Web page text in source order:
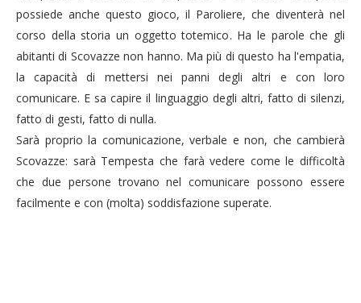
possiede anche questo gioco, il Paroliere, che diventerà nel
corso della storia un oggetto totemico. Ha le parole che gli
abitanti di Scovazze non hanno. Ma più di questo ha l'empatia,
la capacità di mettersi nei panni degli altri e con loro
comunicare. E sa capire il linguaggio degli altri, fatto di silenzi,
fatto di gesti, fatto di nulla.
Sarà proprio la comunicazione, verbale e non, che cambierà
Scovazze: sarà Tempesta che farà vedere come le difficoltà
che due persone trovano nel comunicare possono essere
facilmente e con (molta) soddisfazione superate.